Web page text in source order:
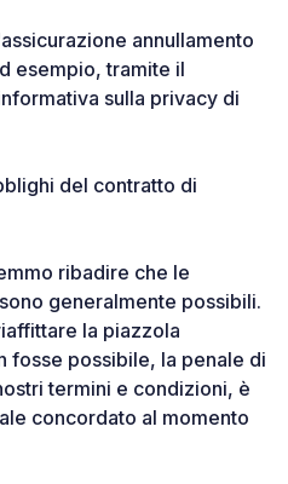
annullamento
esempio, tramite il
sulla privacy di
del contratto di
ribadire che le
generalmente possibili.
la piazzola
fosse possibile, la penale di
termini e condizioni, è
concordato al momento